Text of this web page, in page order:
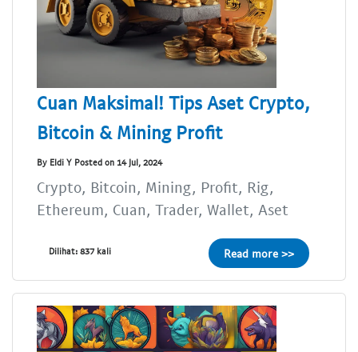
Cuan Maksimal! Tips Aset Crypto,
Bitcoin & Mining Profit
By Eldi Y Posted on 14 Jul, 2024
Crypto, Bitcoin, Mining, Profit, Rig,
Ethereum, Cuan, Trader, Wallet, Aset
Dilihat: 837 kali Read more >>